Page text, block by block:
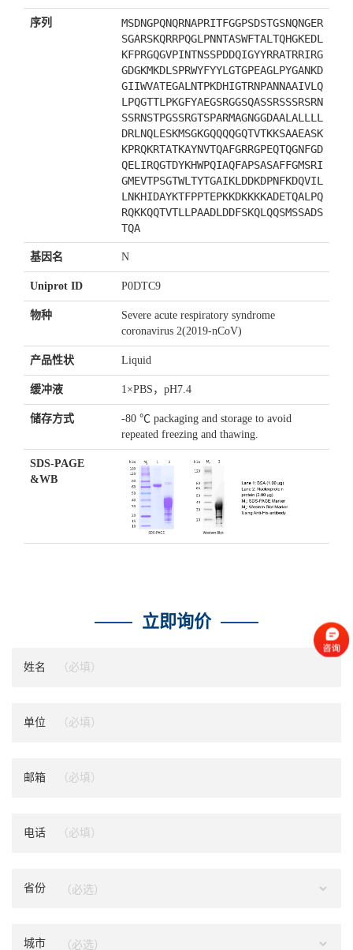
序列
MSDNGPQNQRNAPRITFGGPSDSTGSNQNGER
SGARSKQRRPQGLPNNTASWFTALTQHGKEDL
KFPRGQGVPINTNSSPDDQIGYYRRATRRIRG
GDGKMKDLSPRWYFYYLGTGPEAGLPYGANKD
GIIWVATEGALNTPKDHIGTRNPANNAAIVLQ
LPQGTTLPKGFYAEGSRGGSQASSRSSSRSRN
SSRNSTPGSSRGTSPARMAGNGGDAALALLLL
DRLNQLESKMSGKGQQQQGQTVTKKSAAEASK
KPRQKRTATKAYNVTQAFGRRGPEQTQGNFGD
QELIRQGTDYKHWPQIAQFAPSASAFFGMSRI
GMEVTPSGTWLTYTGAIKLDDKDPNFKDQVIL
LNKHIDAYKTFPPTEPKKDKKKKADETQALPQ
RQKKQQTVTLLPAADLDDFSKQLQQSMSSADS
TQA
基因名 N
Uniprot ID P0DTC9
物种
Severe acute respiratory syndrome
coronavirus 2(2019-nCoV)
产品性状 Liquid
缓冲液 1×PBS，pH7.4
储存方式
-80 ℃ packaging and storage to avoid
repeated freezing and thawing.
SDS-PAGE
&WB
立即询价
姓名
单位
邮箱
电话
省份
城市